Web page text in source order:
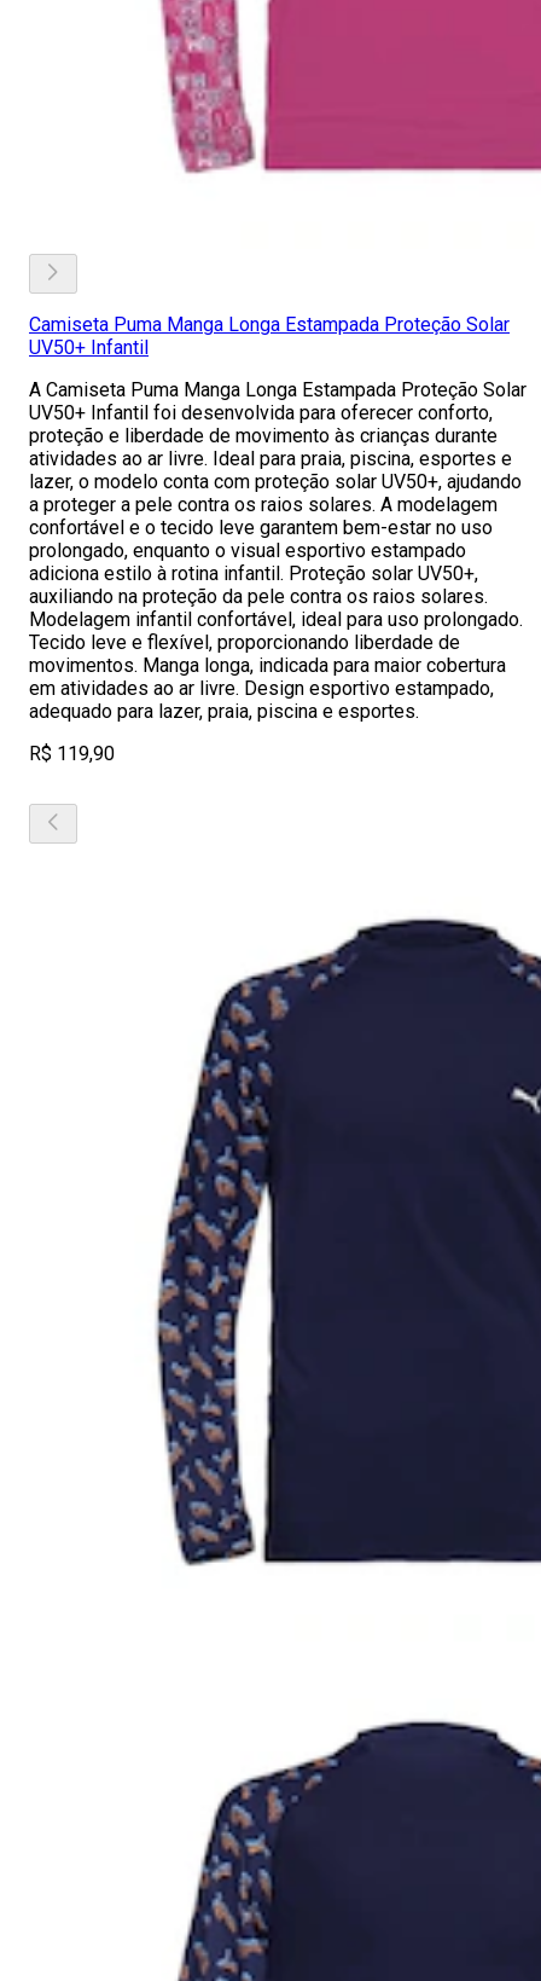
Camiseta Puma Manga Longa Estampada Proteção Solar
UV50+ Infantil
A Camiseta Puma Manga Longa Estampada Proteção Solar
UV50+ Infantil foi desenvolvida para oferecer conforto,
proteção e liberdade de movimento às crianças durante
atividades ao ar livre. Ideal para praia, piscina, esportes e
lazer, o modelo conta com proteção solar UV50+, ajudando
a proteger a pele contra os raios solares. A modelagem
confortável e o tecido leve garantem bem-estar no uso
prolongado, enquanto o visual esportivo estampado
adiciona estilo à rotina infantil. Proteção solar UV50+,
auxiliando na proteção da pele contra os raios solares.
Modelagem infantil confortável, ideal para uso prolongado.
Tecido leve e flexível, proporcionando liberdade de
movimentos. Manga longa, indicada para maior cobertura
em atividades ao ar livre. Design esportivo estampado,
adequado para lazer, praia, piscina e esportes.
R$ 119,90